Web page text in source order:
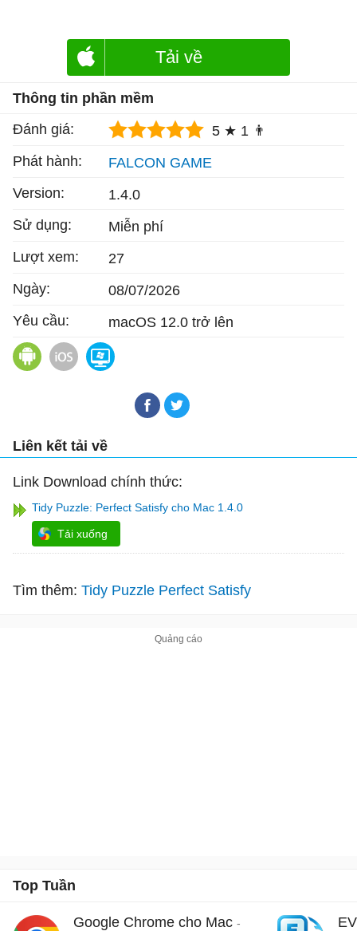
Tải về
Thông tin phần mềm
Đánh giá:
5 ★ 1 👨
Phát hành:
FALCON GAME
Version:
1.4.0
Sử dụng:
Miễn phí
Lượt xem:
27
Ngày:
08/07/2026
Yêu cầu:
macOS 12.0 trở lên
Tidy Puzzle: Perfect Satisfy cho Android
Tidy Puzzle: Perfect Satisfy cho iOS
Liên kết tải về
Link Download chính thức:
Tidy Puzzle: Perfect Satisfy cho Mac 1.4.0
Tải xuống
Tìm thêm: Tidy Puzzle Perfect Satisfy
Top Tuần
Google Chrome cho Mac -